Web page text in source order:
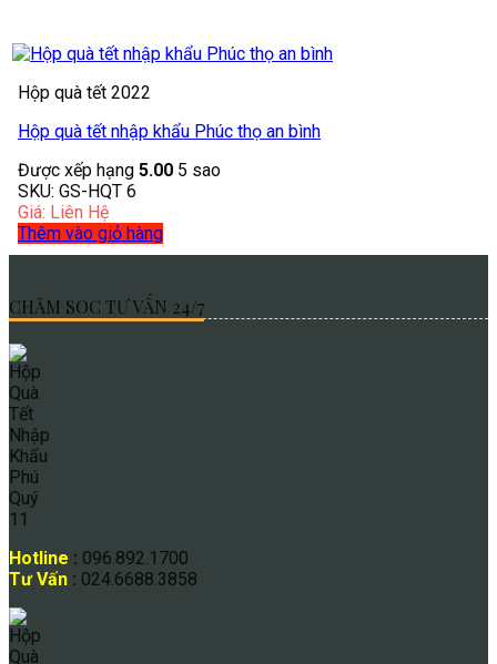
Hộp quà tết 2022
Hộp quà tết nhập khẩu Phúc thọ an bình
Được xếp hạng 5.00 5 sao
SKU: GS-HQT 6
Giá: Liên Hệ
Thêm vào giỏ hàng
CHĂM SOC TƯ VẤN 24/7
Hotline : 096.892.1700
Tư Vấn : 024.6688.3858